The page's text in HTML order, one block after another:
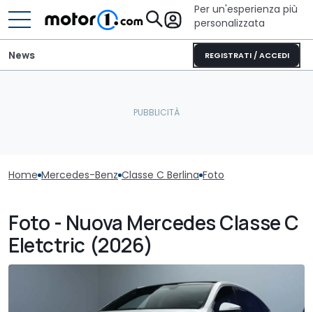
Per un'esperienza più
personalizzata
REGISTRATI / ACCEDI
News
Home Mercedes-Benz Classe C Berlina Foto
Foto - Nuova Mercedes Classe C
Eletctric (2026)